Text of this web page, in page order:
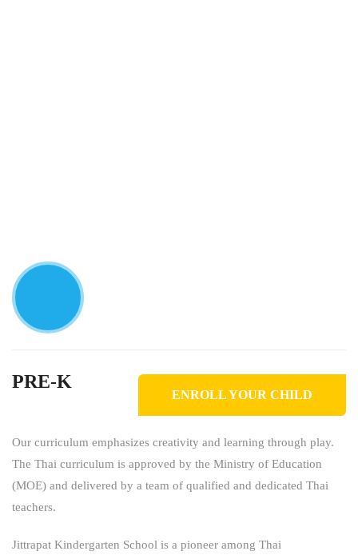
PRE-K
ENROLL YOUR CHILD
Our curriculum emphasizes creativity and learning through play.
The Thai curriculum is approved by the Ministry of Education
(MOE) and delivered by a team of qualified and dedicated Thai
teachers.
Jittrapat Kindergarten School is a pioneer among Thai